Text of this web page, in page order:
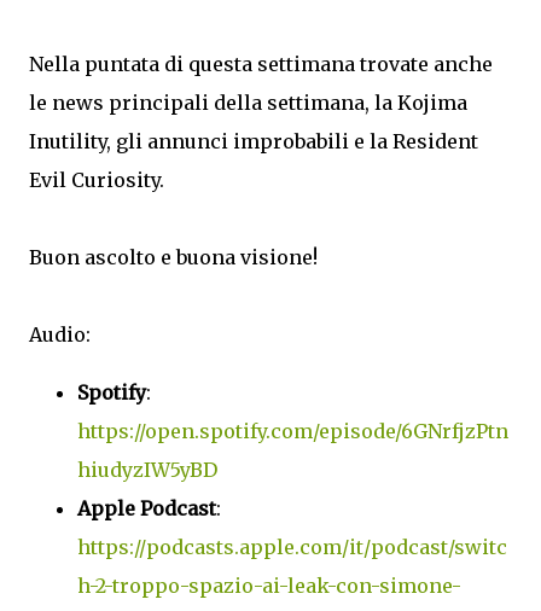
Nella puntata di questa settimana trovate anche
le news principali della settimana, la Kojima
Inutility, gli annunci improbabili e la Resident
Evil Curiosity.
Buon ascolto e buona visione!
Audio:
Spotify:
https://open.spotify.com/episode/6GNrfjzPtn
hiudyzIW5yBD
Apple Podcast:
https://podcasts.apple.com/it/podcast/switc
h-2-troppo-spazio-ai-leak-con-simone-